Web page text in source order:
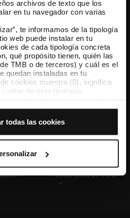
archivos de texto que los
en tu navegador con varias
te informamos de la tipología
web puede instalar en tu
de cada tipología concreta
qué propósito tienen, quién las
TMB o de terceros) y cuál es el
quedan instaladas en tu
cookies muestra (0), significa
de esta tipología.
se instalen en tu navegador.
indicar si quieres que se
de esa clase.
tus preferencias, debes
y configurar”. Así se instalarán
que selecciones las cookies
permiten recordar tus
(como el idioma) y mejoran tu
todas las cookies
tus billetes
Google Play
Otras webs de TMB